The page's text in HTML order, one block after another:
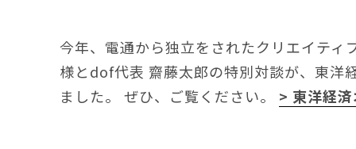
今年、電通から独立をされたクリエイティ
様とdof代表 齋藤太郎の特別対談が、東洋
ました。 ぜひ、ご覧ください。 > 東洋経